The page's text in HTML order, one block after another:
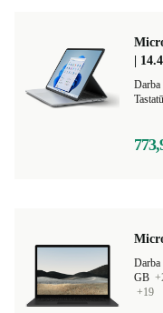
|
Darba
GB
+19